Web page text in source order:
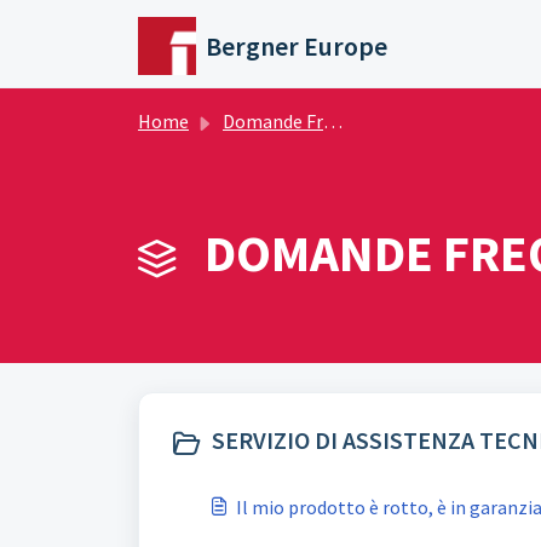
Salta al contenuto principale
Bergner Europe
Home Domande Frequenti (FAQ)
DOMANDE
SERVIZIO DI ASSISTENZA
Il mio prodotto è rotto, è in